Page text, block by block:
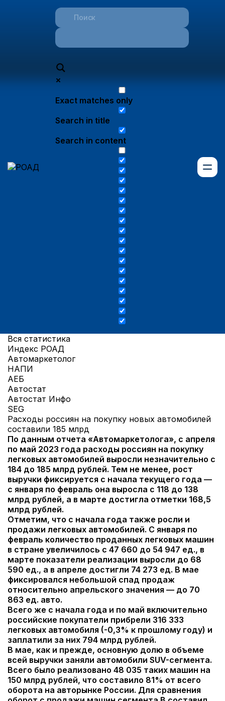
Exact matches only
Search in title
Search in content
Вся статистика
Индекс РОАД
Автомаркетолог
НАПИ
АЕБ
Автостат
Автостат Инфо
SEG
Расходы россиян на покупку новых автомобилей
составили 185 млрд
По данным отчета «Автомаркетолога», с апреля
по май 2023 года расходы россиян на покупку
легковых автомобилей выросли незначительно с
184 до 185 млрд рублей. Тем не менее, рост
выручки фиксируется с начала текущего года —
с января по февраль она выросла с 118 до 138
млрд рублей, а в марте достигла отметки 168,5
млрд рублей.
Отметим, что с начала года также росли и
продажи легковых автомобилей. С января по
февраль количество проданных легковых машин
в стране увеличилось с 47 660 до 54 947 ед., в
марте показатели реализации выросли до 68
590 ед., а в апреле достигли 74 273 ед. В мае
фиксировался небольшой спад продаж
относительно апрельского значения — до 70
863 ед. авто.
Всего же с начала года и по май включительно
российские покупатели прибрели 316 333
легковых автомобиля (-0,3% к прошлому году) и
заплатили за них 794 млрд рублей.
В мае, как и прежде, основную долю в объеме
всей выручки заняли автомобили SUV-сегмента.
Всего было реализовано 48 035 таких машин на
150 млрд рублей, что составило 81% от всего
оборота на авторынке России. Для сравнения